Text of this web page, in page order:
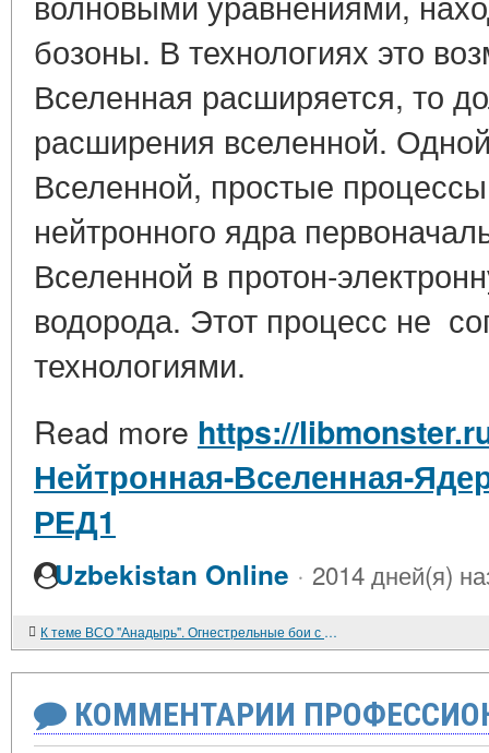
бозоны. В технологиях это
Вселенная расширяется, то
расширения вселенной.
Вселенной, простые
нейтронного ядра
Вселенной в протон-
водорода. Этот процесс не
технологиями.
Read more https://
Нейтронная-Вселенная-
РЕД1
Uzbekistan Online · 2014 дней(я)
К теме ВСО "Анадырь". Огнестрельные бои с потерями. Гибель боевого расчета ЗРК С-75 в Байя-Онда
КОММЕНТАРИИ